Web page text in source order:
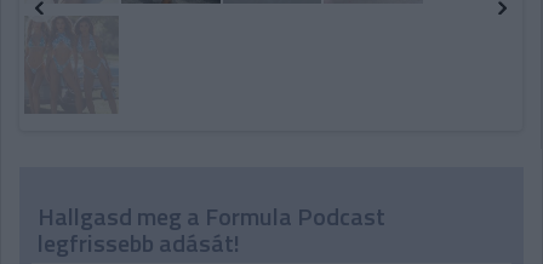
Hallgasd meg a Formula Podcast
legfrissebb adását!